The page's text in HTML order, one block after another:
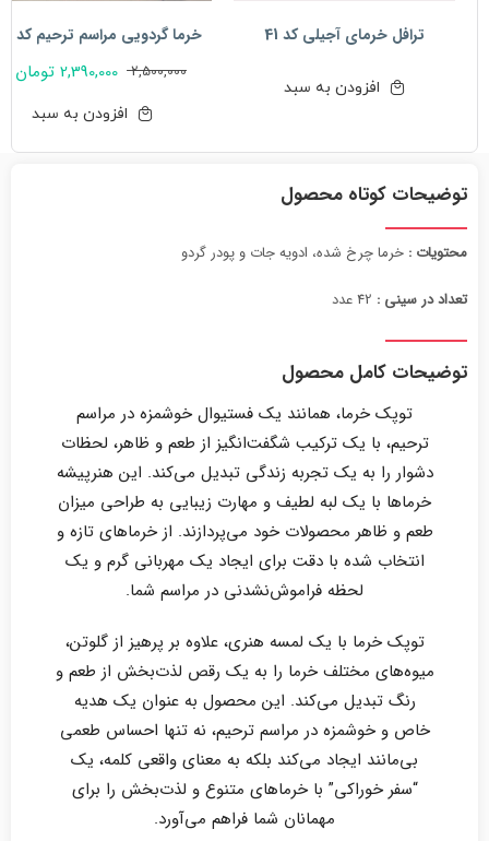
ترافل خرمای آجیلی کد 41
افزودن به سبد
خرما گردویی مراسم ترحیم کد 11
2,500,000
قیمت
اصلی:
بود.
2,390,000 تومان
قیمت
فعلی:
افزودن به سبد
توضیحات کوتاه محصول
محتویات : خرما چرخ شده، ادویه جات و پودر گردو
تعداد در سینی :
توضیحات کامل محصول
توپک خرما، همانند یک فستیوال خوشمزه در مراسم
ترحیم، با یک ترکیب شگفت‌انگیز از طعم و ظاهر، لحظات
دشوار را به یک تجربه زندگی تبدیل می‌کند. این هنرپیشه
خرماها با یک لبه لطیف و مهارت زیبایی به طراحی میزان
طعم و ظاهر محصولات خود می‌پردازند. از خرماهای تازه و
انتخاب شده با دقت برای ایجاد یک مهربانی گرم و یک
لحظه فراموش‌نشدنی در مراسم شما.
توپک خرما با یک لمسه هنری، علاوه بر پرهیز از گلوتن،
میوه‌های مختلف خرما را به یک رقص لذت‌بخش از طعم و
رنگ تبدیل می‌کند. این محصول به عنوان یک هدیه
خاص و خوشمزه در مراسم ترحیم، نه تنها احساس طعمی
بی‌مانند ایجاد می‌کند بلکه به معنای واقعی کلمه، یک
“سفر خوراکی” با خرماهای متنوع و لذت‌بخش را برای
مهمانان شما فراهم می‌آورد.